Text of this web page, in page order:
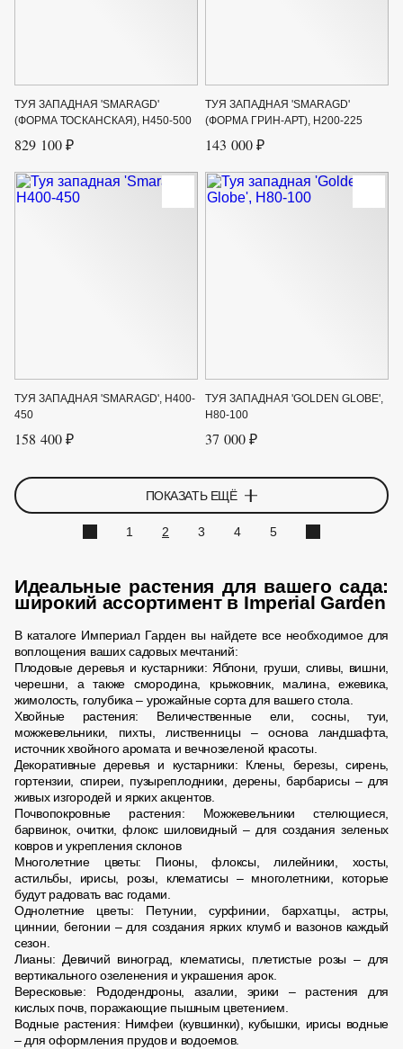
ТУЯ ЗАПАДНАЯ 'SMARAGD'
(ФОРМА ТОСКАНСКАЯ), H450-500
829 100 ₽
ТУЯ ЗАПАДНАЯ 'SMARAGD'
(ФОРМА ГРИН-АРТ), H200-225
143 000 ₽
ТУЯ ЗАПАДНАЯ 'SMARAGD', H400-
450
158 400 ₽
ТУЯ ЗАПАДНАЯ 'GOLDEN GLOBE',
H80-100
37 000 ₽
ПОКАЗАТЬ ЕЩЁ
1 2 3 4 5
Идеальные растения для вашего cада:
широкий ассортимент в Imperial Garden
В каталоге Империал Гарден вы найдете все необходимое для
воплощения ваших садовых мечтаний:
Плодовые деревья и кустарники: Яблони, груши, сливы, вишни,
черешни, а также смородина, крыжовник, малина, ежевика,
жимолость, голубика – урожайные сорта для вашего стола.
Хвойные растения: Величественные ели, сосны, туи,
можжевельники, пихты, лиственницы – основа ландшафта,
источник хвойного аромата и вечнозеленой красоты.
Декоративные деревья и кустарники: Клены, березы, сирень,
гортензии, спиреи, пузыреплодники, дерены, барбарисы – для
живых изгородей и ярких акцентов.
Почвопокровные растения: Можжевельники стелющиеся,
барвинок, очитки, флокс шиловидный – для создания зеленых
ковров и укрепления склонов
Многолетние цветы: Пионы, флоксы, лилейники, хосты,
астильбы, ирисы, розы, клематисы – многолетники, которые
будут радовать вас годами.
Однолетние цветы: Петунии, сурфинии, бархатцы, астры,
циннии, бегонии – для создания ярких клумб и вазонов каждый
сезон.
Лианы: Девичий виноград, клематисы, плетистые розы – для
вертикального озеленения и украшения арок.
Вересковые: Рододендроны, азалии, эрики – растения для
кислых почв, поражающие пышным цветением.
Водные растения: Нимфеи (кувшинки), кубышки, ирисы водные
– для оформления прудов и водоемов.